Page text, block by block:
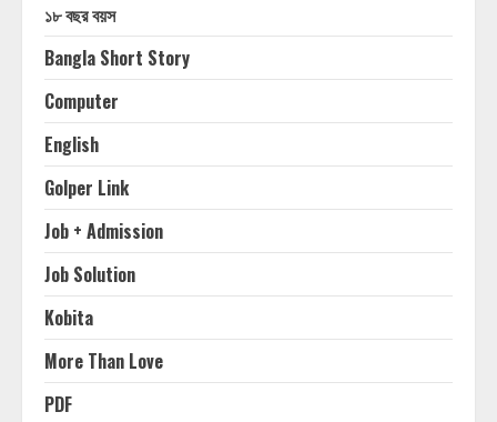
১৮ বছর বয়স
Bangla Short Story
Computer
English
Golper Link
Job + Admission
Job Solution
Kobita
More Than Love
PDF